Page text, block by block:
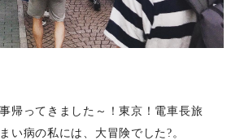
帰ってきました～！東京！電車長旅
い病の私には、大冒険でした?。